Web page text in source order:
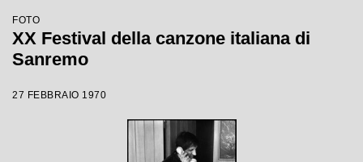
FOTO
XX Festival della canzone italiana di
Sanremo
27 FEBBRAIO 1970